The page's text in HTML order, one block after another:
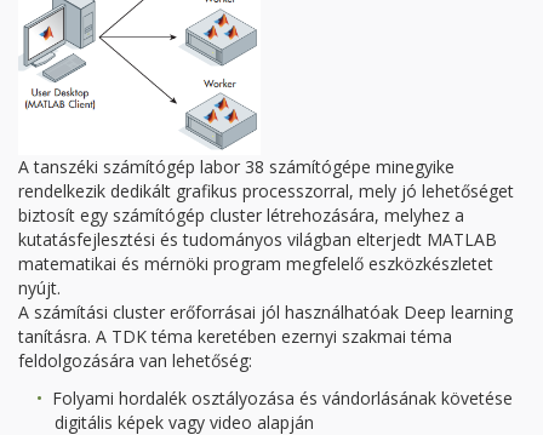
A tanszéki számítógép labor 38 számítógépe minegyike
rendelkezik dedikált grafikus processzorral, mely jó lehetőséget
biztosít egy számítógép cluster létrehozására, melyhez a
kutatásfejlesztési és tudományos világban elterjedt MATLAB
matematikai és mérnöki program megfelelő eszközkészletet
nyújt.
A számítási cluster erőforrásai jól használhatóak Deep learning
tanításra. A TDK téma keretében ezernyi szakmai téma
feldolgozására van lehetőség:
Folyami hordalék osztályozása és vándorlásának követése
digitális képek vagy video alapján